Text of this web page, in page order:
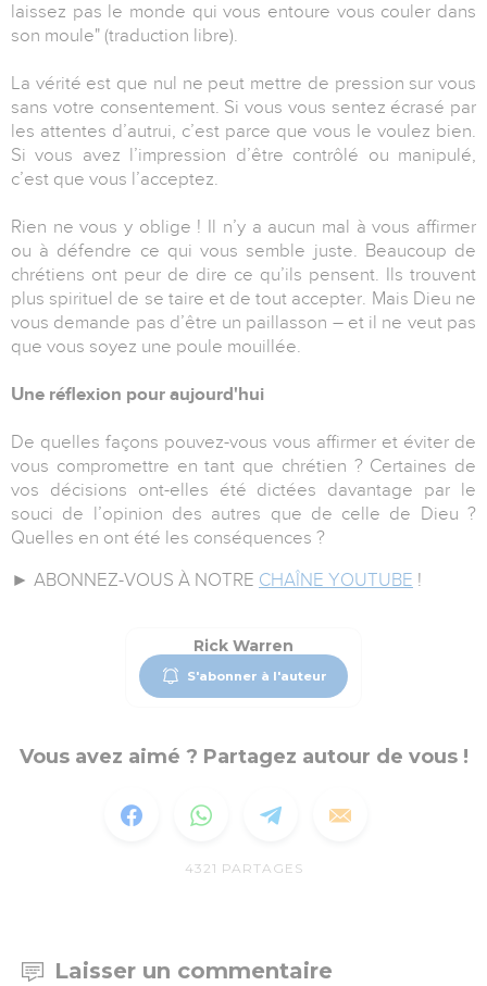
laissez pas le monde qui vous entoure vous couler dans
son moule" (traduction libre).
La vérité est que nul ne peut mettre de pression sur vous
sans votre consentement. Si vous vous sentez écrasé par
les attentes d’autrui, c’est parce que vous le voulez bien.
Si vous avez l’impression d’être contrôlé ou manipulé,
c’est que vous l’acceptez.
Rien ne vous y oblige ! Il n’y a aucun mal à vous affirmer
ou à défendre ce qui vous semble juste. Beaucoup de
chrétiens ont peur de dire ce qu’ils pensent. Ils trouvent
plus spirituel de se taire et de tout accepter. Mais Dieu ne
vous demande pas d’être un paillasson – et il ne veut pas
que vous soyez une poule mouillée.
Une réflexion pour aujourd'hui
De quelles façons pouvez-vous vous affirmer et éviter de
vous compromettre en tant que chrétien ? Certaines de
vos décisions ont-elles été dictées davantage par le
souci de l’opinion des autres que de celle de Dieu ?
Quelles en ont été les conséquences ?
► ABONNEZ-VOUS À NOTRE CHAÎNE YOUTUBE !
Rick Warren
S'abonner à l'auteur
Vous avez aimé ? Partagez autour de vous !
4321 PARTAGES
Laisser un commentaire